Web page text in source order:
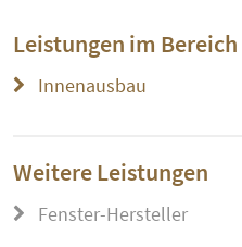
Leistungen im Bereich
Innenausbau
Weitere Leistungen
Fenster-Hersteller